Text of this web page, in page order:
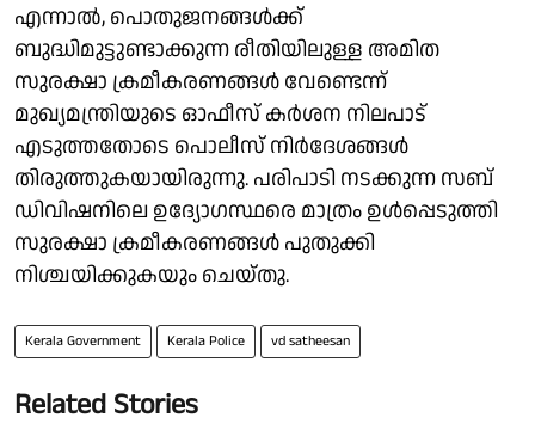
എന്നാൽ, പൊതുജനങ്ങൾക്ക്
ബുദ്ധിമുട്ടുണ്ടാക്കുന്ന രീതിയിലുള്ള അമിത
സുരക്ഷാ ക്രമീകരണങ്ങൾ വേണ്ടെന്ന്
മുഖ്യമന്ത്രിയുടെ ഓഫീസ് കർശന നിലപാട്
എടുത്തതോടെ പൊലീസ് നിർദേശങ്ങൾ
തിരുത്തുകയായിരുന്നു. പരിപാടി നടക്കുന്ന സബ്
ഡിവിഷനിലെ ഉദ്യോഗസ്ഥരെ മാത്രം ഉൾപ്പെടുത്തി
സുരക്ഷാ ക്രമീകരണങ്ങൾ പുതുക്കി
നിശ്ചയിക്കുകയും ചെയ്തു.
Kerala Government Kerala Police vd satheesan
Related Stories